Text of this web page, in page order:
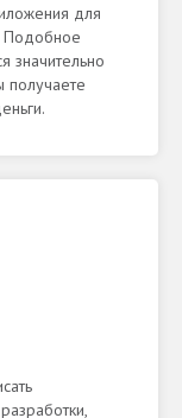
для
Подобное
значительно